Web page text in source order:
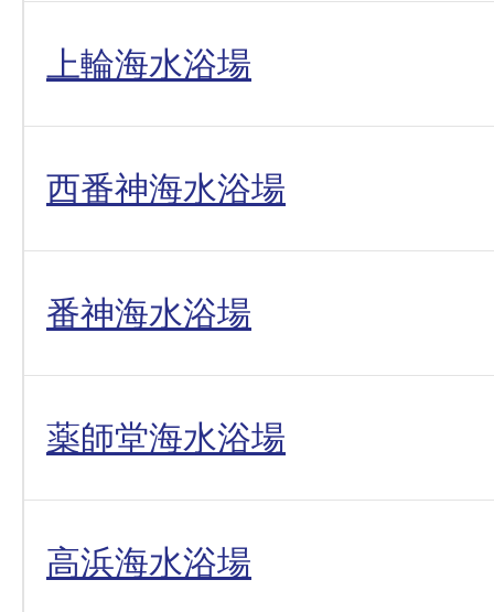
上輪海水浴場
西番神海水浴場
番神海水浴場
薬師堂海水浴場
高浜海水浴場